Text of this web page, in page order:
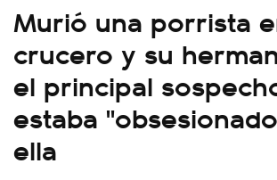
Murió una porrista
crucero y su
el principal
estaba
ella